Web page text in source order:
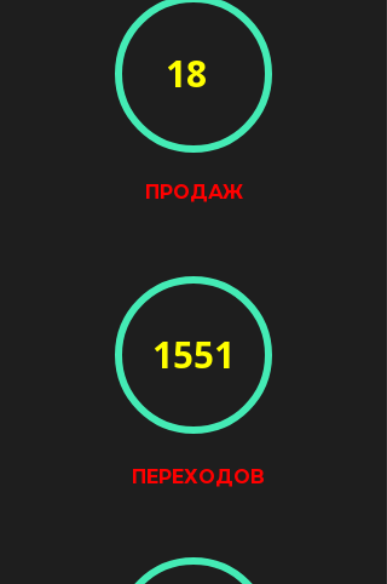
ПЕРЕХОДОВ
ПРОДАЖ
18
1551